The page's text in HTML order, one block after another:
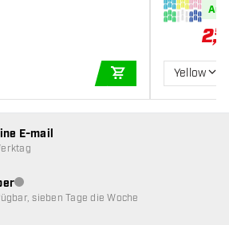
IN DEN
Auf
2,55
Yellow
E-mail
Kundenservice nicht verfügbar
sieben Tage die Woche